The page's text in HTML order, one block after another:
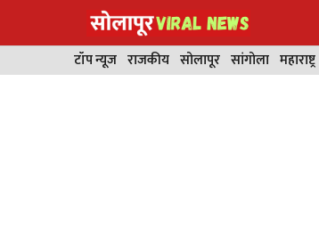
टॉप न्यूज राजकीय सोलापूर सांगोला महाराष्ट्र